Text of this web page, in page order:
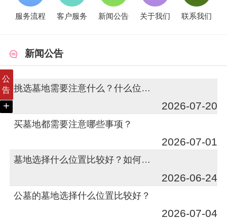
公
告
+
服务流程 客户服务 新闻公告 关于我们 联系我们
新闻公告
挑选墓地需要注意什么？什么位置比较好？
2026-07-20
买墓地都需要注意哪些事项？
2026-07-01
墓地选择什么位置比较好？如何选择合适的墓地？
2026-06-24
公墓的墓地选择什么位置比较好？
2026-07-04